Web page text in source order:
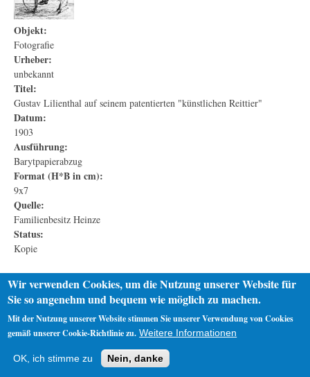
Objekt:
Fotografie
Urheber:
unbekannt
Titel:
Gustav Lilienthal auf seinem patentierten "künstlichen Reittier"
Datum:
1903
Ausführung:
Barytpapierabzug
Format (H*B in cm):
9x7
Quelle:
Familienbesitz Heinze
Status:
Kopie
Impressum
Wir verwenden Cookies, um die Nutzung unserer Website für
Sie so angenehm und bequem wie möglich zu machen.
Mit der Nutzung unserer Website stimmen Sie unserer Verwendung von Cookies
gemäß unserer Cookie-Richtlinie zu. Weitere Informationen
OK, ich stimme zu Nein, danke